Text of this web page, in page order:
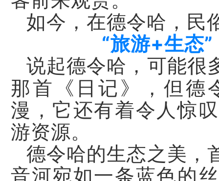
如今，在德令哈，民
“旅游+生态
说起德令哈，可能很
那首《日记》
，但德
漫，它还有着令人惊
游资源。
德令哈的生态之美，
音河宛如一条蓝色的